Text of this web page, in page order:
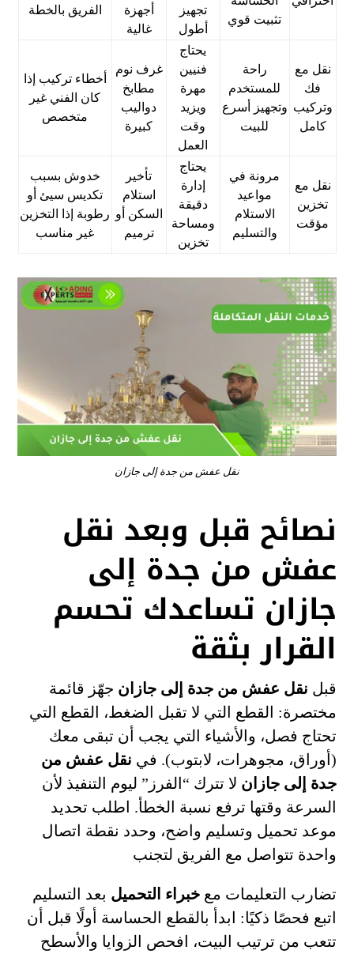
تثبيت قوي
تجهيز
أطول
أجهزة
غالية
الفريق بالخطة
نقل مع
فك
وتركيب
كامل
راحة
للمستخدم
وتجهيز أسرع
للبيت
يحتاج
فنيين
مهرة
ويزيد
وقت
العمل
غرف نوم
مطابخ
دواليب
كبيرة
أخطاء تركيب إذا
كان الفني غير
متخصص
نقل مع
تخزين
مؤقت
مرونة في
مواعيد
الاستلام
والتسليم
يحتاج
إدارة
دقيقة
ومساحة
تخزين
تأخير
استلام
السكن أو
ترميم
خدوش بسبب
تكديس سيئ أو
رطوبة إذا التخزين
غير مناسب
نقل عفش من جدة إلى جازان
نصائح قبل وبعد نقل
عفش من جدة إلى
جازان تساعدك تحسم
القرار بثقة
قبل نقل عفش من جدة إلى جازان جهّز قائمة
مختصرة: القطع التي لا تقبل الضغط، القطع التي
تحتاج فصل، والأشياء التي يجب أن تبقى معك
(أوراق، مجوهرات، لابتوب). في نقل عفش من
جدة إلى جازان لا تترك “الفرز” ليوم التنفيذ لأن
السرعة وقتها ترفع نسبة الخطأ. اطلب تحديد
موعد تحميل وتسليم واضح، وحدد نقطة اتصال
واحدة تتواصل مع الفريق لتجنب
تضارب التعليمات معخبراء التحميل بعد التسليم
اتبع فحصًا ذكيًا: ابدأ بالقطع الحساسة أولًا قبل أن
تتعب من ترتيب البيت، افحص الزوايا والأسطح